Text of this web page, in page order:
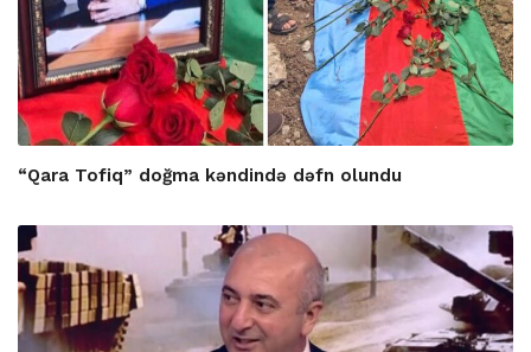
“Qara Tofiq” doğma kəndində dəfn olundu